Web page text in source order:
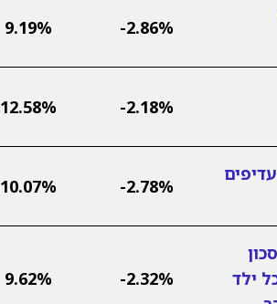
-2.86%
9.19%
-2.18%
12.58%
-2.78%
10.07%
ילד
-2.32%
9.62%